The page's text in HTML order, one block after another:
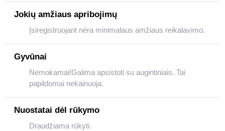
Jokių amžiaus apribojimų
Įsiregistruojant nėra minimalaus amžiaus reikalavimo.
Gyvūnai
Nemokamai!Galima apsistoti su augintiniais. Tai
papildomai nekainuoja.
Nuostatai dėl rūkymo
Draudžiama rūkyti.